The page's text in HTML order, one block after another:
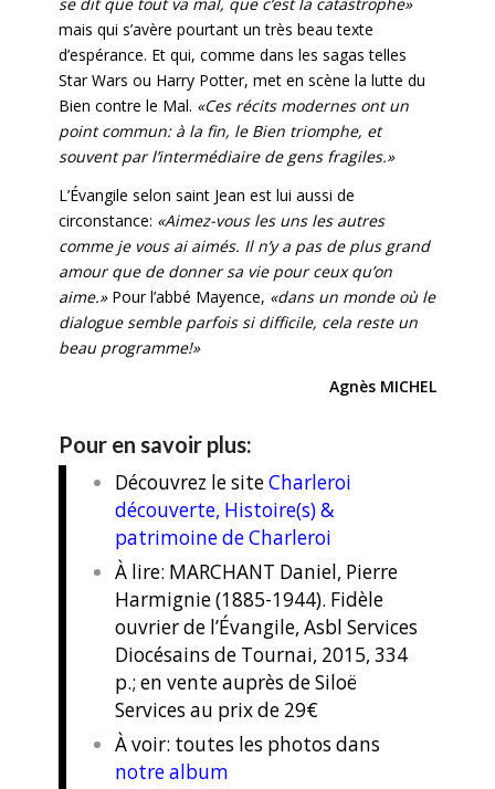
se dit que tout va mal, que c’est la catastrophe»
mais qui s’avère pourtant un très beau texte
d’espérance. Et qui, comme dans les sagas telles
Star Wars ou Harry Potter, met en scène la lutte du
Bien contre le Mal. «Ces récits modernes ont un
point commun: à la fin, le Bien triomphe, et
souvent par l’intermédiaire de gens fragiles.»
L’Évangile selon saint Jean est lui aussi de
circonstance: «Aimez-vous les uns les autres
comme je vous ai aimés. Il n’y a pas de plus grand
amour que de donner sa vie pour ceux qu’on
aime.»Pour l’abbé Mayence, «dans un monde où le
dialogue semble parfois si difficile, cela reste un
beau programme!»
Agnès MICHEL
Pour en savoir plus:
Découvrez le siteCharleroi
découverte, Histoire(s) &
patrimoine de Charleroi
À lire: MARCHANT Daniel, Pierre
Harmignie (1885-1944). Fidèle
ouvrier de l’Évangile, Asbl Services
Diocésains de Tournai, 2015, 334
p.; en vente auprès de Siloë
Services au prix de 29€
À voir: toutes les photos dans
notre album